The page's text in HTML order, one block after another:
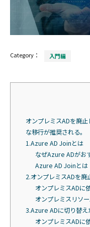
Category： 入門編
オンプレミスADを廃
な移行が推奨される。
1.Azure AD Joinとは
なぜAzure ADがお
Azure AD Joinとは
2.オンプレミスADを廃
オンプレミスADに
オンプレミスリソ
3.Azure ADに切り替
オンプレミスADに